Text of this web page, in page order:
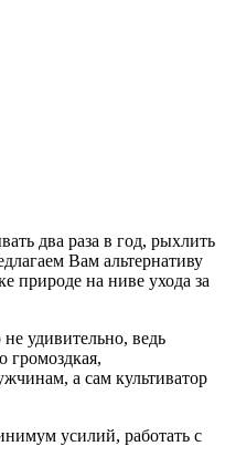
два раза в год, рыхлить
Вам альтернативу
природе на ниве ухода за
удивительно, ведь
громоздкая,
а сам культиватор
усилий, работать с